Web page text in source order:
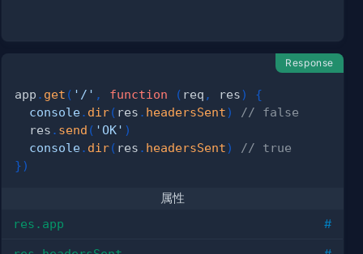
Response
app . get ( '/' , function ( req , res)
{
console. dir( res . headersSent)
// false
  res
. send ( 'OK' )
console. dir( res . headersSent)
// true
})
属性
res.app #